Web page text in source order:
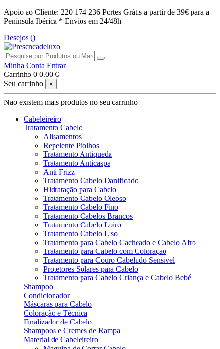
Apoio ao Cliente: 220 174 236 Portes Grátis a partir de 39€ para a
Península Ibérica * Envíos em 24/48h
Desejos ()
Minha Conta Entrar
Carrinho 0 0.00 €
Seu carrinho
×
Não existem mais produtos no seu carrinho
Cabeleireiro
Tratamento Cabelo
Alisamentos
Repelente Piolhos
Tratamento Antiqueda
Tratamento Anticaspa
Anti Frizz
Tratamento Cabelo Danificado
Hidratação para Cabelo
Tratamento Cabelo Oleoso
Tratamento Cabelo Fino
Tratamento Cabelos Brancos
Tratamento Cabelo Loiro
Tratamento Cabelo Liso
Tratamento para Cabelo Cacheado e Cabelo Afro
Tratamento para Cabelo com Coloração
Tratamento para Couro Cabeludo Sensível
Protetores Solares para Cabelo
Tratamento para Cabelo Criança e Cabelo Bebé
Shampoo
Condicionador
Máscaras para Cabelo
Coloração e Técnica
Finalizador de Cabelo
Shampoos e Cremes de Rampa
Material de Cabeleireiro